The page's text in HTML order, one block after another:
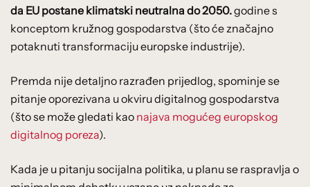
da EU postane klimatski neutralna do 2050.godine s
konceptom kružnog gospodarstva (što će značajno
potaknuti transformaciju europske industrije).
Premda nije detaljno razrađen prijedlog, spominje se
pitanje oporezivana u okviru digitalnog gospodarstva
(što se može gledati kao najava mogućeg europskog
digitalnog poreza).
Kada je u pitanju socijalna politika, u planu se raspravlja o